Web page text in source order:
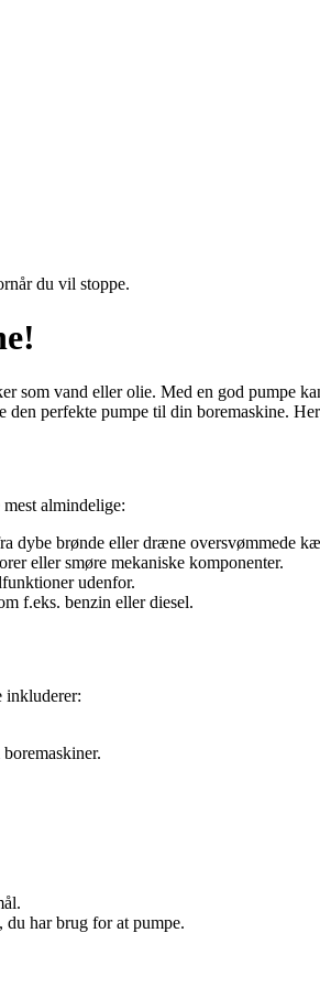
du vil stoppe.
vand eller olie. Med en god pumpe
perfekte pumpe til din boremaskine.
almindelige:
dybe brønde eller dræne oversvømmede
eller smøre mekaniske komponenter.
udenfor.
f.eks. benzin eller diesel.
inkluderer:
du har brug for at pumpe.